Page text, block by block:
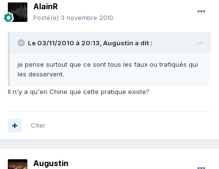
AlainR
Posté(e) 3 novembre 2010
Le 03/11/2010 à 20:13, Augustin a dit :
je pense surtout que ce sont tous les faux ou trafiqués qui
les desservent.
Il n'y a qu'en Chine que cette pratique existe?
Citer
Augustin